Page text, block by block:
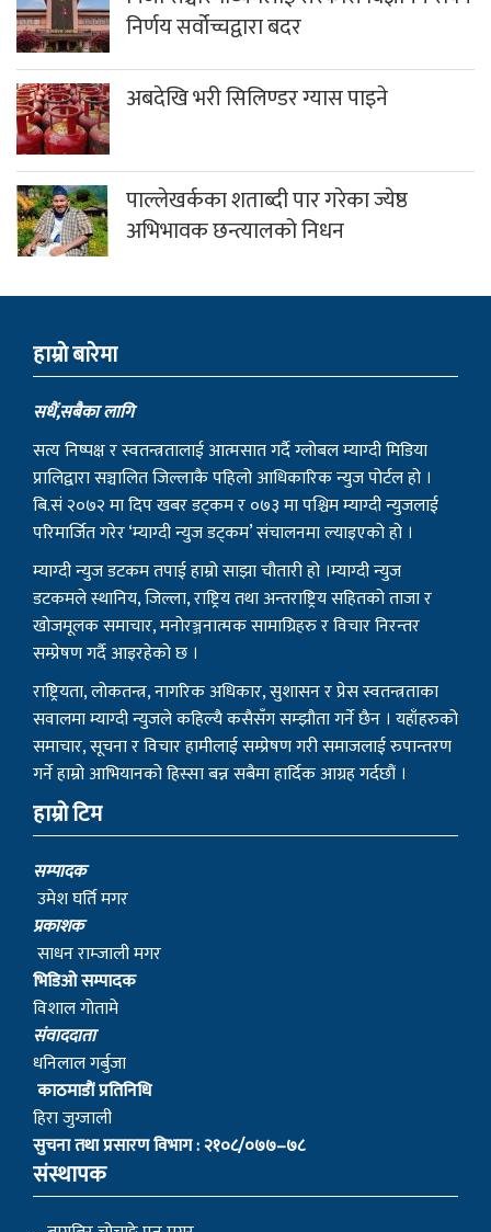
सम्पादक
उमेश घर्ति मगर
प्रकाशक
साधन राम्जाली मगर
भिडिओ सम्पादक
विशाल गोतामे
स‌ंवाददाता
धनिलाल गर्बुजा
काठमाडाैं प्रतिनिधि
हिरा जुग्जाली
सुचना तथा प्रसारण विभाग : २१०८/०७७–७८
– बागबिर चोचाङ्गे पुन मगर
– शेर बहादुर सुतपहरे घर्ति मगर
– निराजन राम्जाली मगर
– लोकेन्द्र सुतपहरे घर्ति मगर
– रबहादुर राम्जालि मगर
© 2022 myagdinews.com, All Right Reserved.